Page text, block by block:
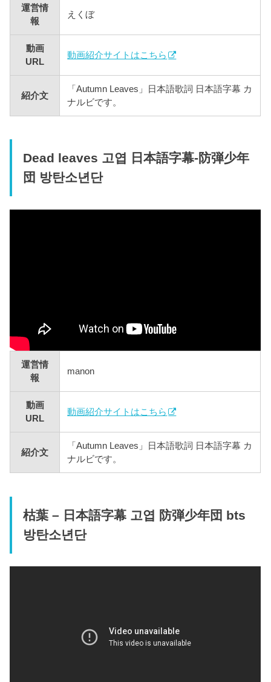
運営情
報
えくぼ
動画
URL
動画紹介サイトはこちら
紹介文
「Autumn Leaves」日本語歌詞 日本語字幕 カ
ナルビです。
Dead leaves 고엽 日本語字幕-防弾少年
団 방탄소년단
運営情
報
manon
動画
URL
動画紹介サイトはこちら
紹介文
「Autumn Leaves」日本語歌詞 日本語字幕 カ
ナルビです。
枯葉 – 日本語字幕 고엽 防弾少年団 bts
방탄소년단